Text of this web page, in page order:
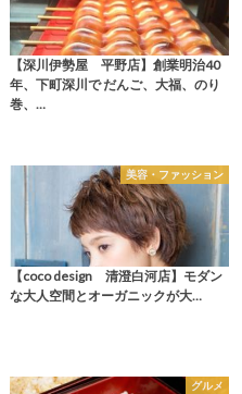
【深川伊勢屋 平野店】創業明治40
年、下町深川で だんご、大福、のり
巻、…
美容・ファッション
【coco design 清澄白河店】モダン
な大人空間とオーガニックが大…
グルメ